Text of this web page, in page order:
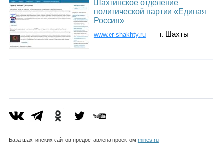
Гороскоп
Фотогалерея
Шахтинское отделение
политической партии «Единая
Россия»
www.er-shakhty.ru г. Шахты
База шахтинских сайтов предоставлена проектом mines.ru